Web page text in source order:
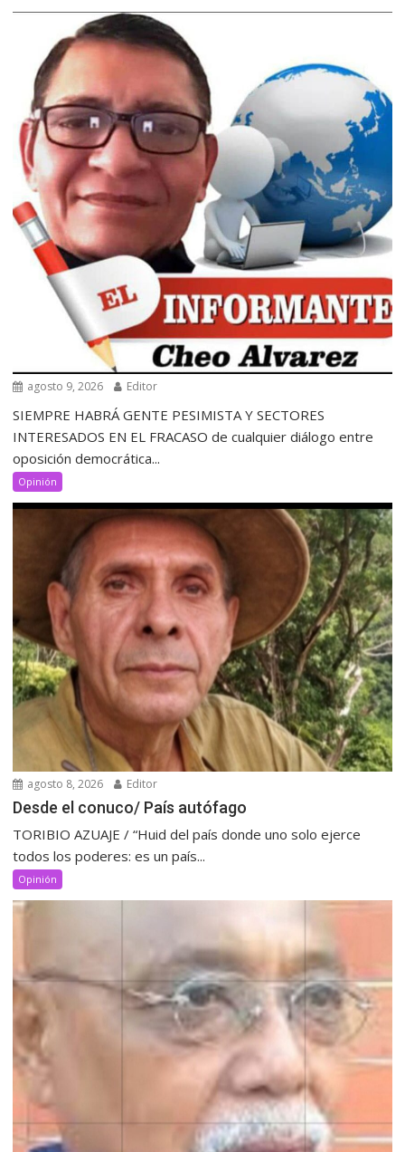
agosto 9, 2026 Editor
SIEMPRE HABRÁ GENTE PESIMISTA Y SECTORES
INTERESADOS EN EL FRACASO de cualquier diálogo entre
oposición democrática...
Opinión
agosto 8, 2026 Editor
Desde el conuco/ País autófago
TORIBIO AZUAJE / “Huid del país donde uno solo ejerce
todos los poderes: es un país...
Opinión